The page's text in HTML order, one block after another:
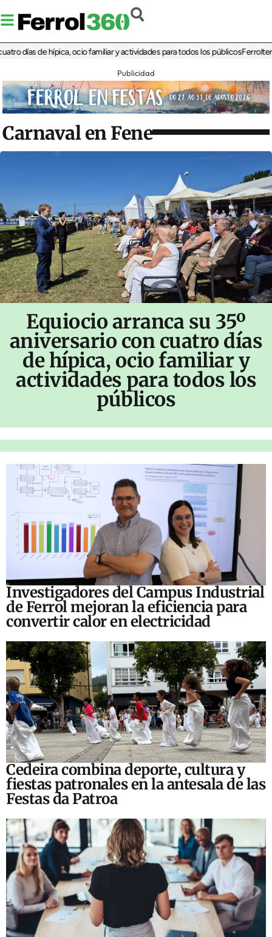
de hípica, ocio familiar y actividades para todos los públicosFerrolterra
Publicidad
Carnaval en Fene
Equiocio arranca su 35º
aniversario con cuatro días
de hípica, ocio familiar y
actividades para todos los
públicos
Investigadores del Campus Industrial
de Ferrol mejoran la eficiencia para
convertir calor en electricidad
Cedeira combina deporte, cultura y
fiestas patronales en la antesala de las
Festas da Patroa